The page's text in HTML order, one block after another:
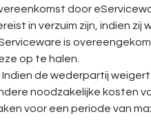
door
in verzuim zijn, indien
is
op te halen.
Indien de wederpartij
noodzakelijke kosten
voor een periode van